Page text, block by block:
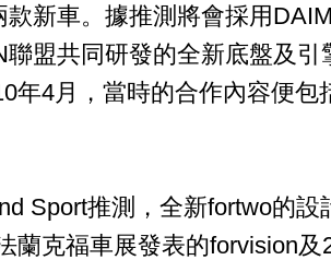
款新車。據推測將會採用
聯盟共同研發的全新底盤及
年4月，當時的合作內容便包
Sport推測，全新fortwo的設
蘭克福車展發表的forvision